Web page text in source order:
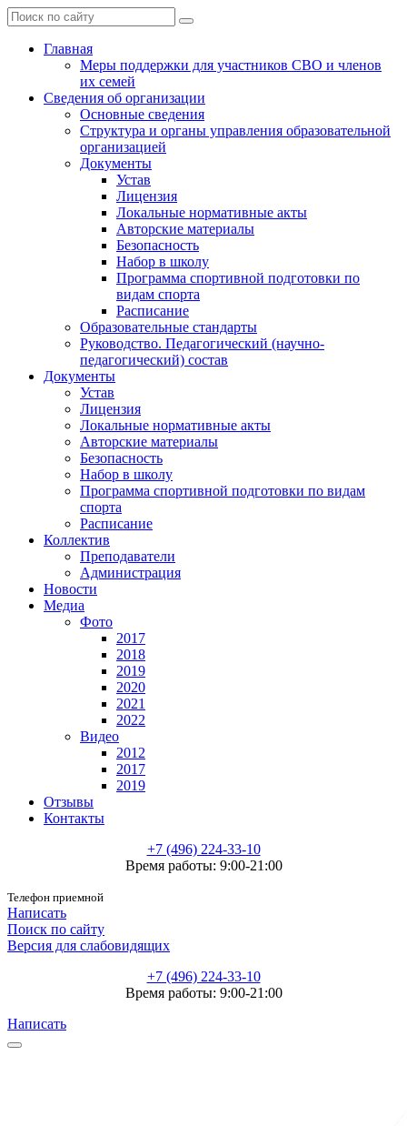
Главная
Меры поддержки для участников СВО и членов
их семей
Сведения об организации
Основные сведения
Структура и органы управления образовательной
организацией
Документы
Устав
Лицензия
Локальные нормативные акты
Авторские материалы
Безопасность
Набор в школу
Программа спортивной подготовки по
видам спорта
Расписание
Образовательные стандарты
Руководство. Педагогический (научно-
педагогический) состав
Документы
Устав
Лицензия
Локальные нормативные акты
Авторские материалы
Безопасность
Набор в школу
Программа спортивной подготовки по видам
спорта
Расписание
Коллектив
Преподаватели
Администрация
Новости
Медиа
Фото
2017
2018
2019
2020
2021
2022
Видео
2012
2017
2019
Отзывы
Контакты
+7 (496) 224-33-10
Время работы: 9:00-21:00
Телефон приемной
Написать
Поиск по сайту
Версия для слабовидящих
+7 (496) 224-33-10
Время работы: 9:00-21:00
Написать